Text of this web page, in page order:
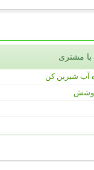
با مشتری
آب شیرین کن